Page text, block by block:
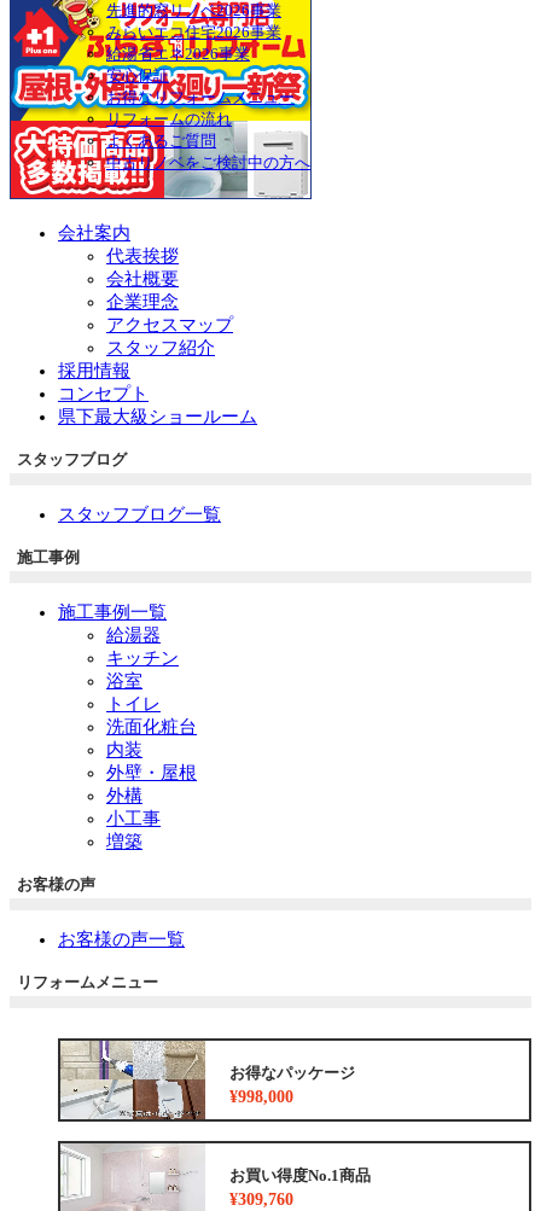
先進的窓リノベ2026事業
みらいエコ住宅2026事業
給湯省エネ2026事業
安心保証
お得なリフォームメニュー
リフォームの流れ
よくあるご質問
中古リノベをご検討中の方へ
会社案内
代表挨拶
会社概要
企業理念
アクセスマップ
スタッフ紹介
採用情報
コンセプト
県下最大級ショールーム
スタッフブログ
スタッフブログ一覧
施工事例
施工事例一覧
給湯器
キッチン
浴室
トイレ
洗面化粧台
内装
外壁・屋根
外構
小工事
増築
お客様の声
お客様の声一覧
リフォームメニュー
お得なパッケージ
¥998,000
お買い得度No.1商品
¥309,760